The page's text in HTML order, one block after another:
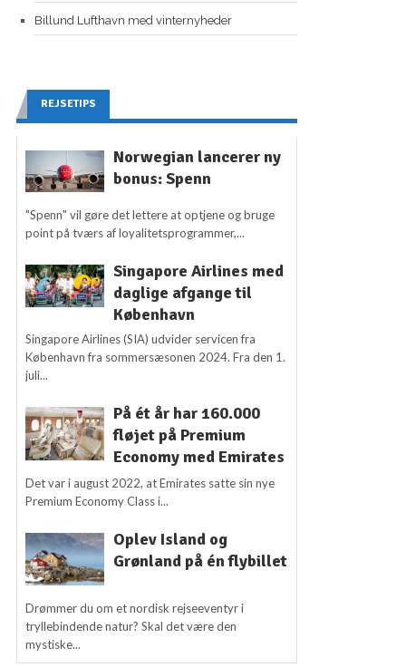
Billund Lufthavn med vinternyheder
REJSETIPS
Norwegian lancerer ny
bonus: Spenn
"Spenn" vil gøre det lettere at optjene og bruge
point på tværs af loyalitetsprogrammer,...
Singapore Airlines med
daglige afgange til
København
Singapore Airlines (SIA) udvider servicen fra
København fra sommersæsonen 2024. Fra den 1.
juli...
På ét år har 160.000
fløjet på Premium
Economy med Emirates
Det var i august 2022, at Emirates satte sin nye
Premium Economy Class i...
Oplev Island og
Grønland på én flybillet
Drømmer du om et nordisk rejseeventyr i
tryllebindende natur? Skal det være den
mystiske...